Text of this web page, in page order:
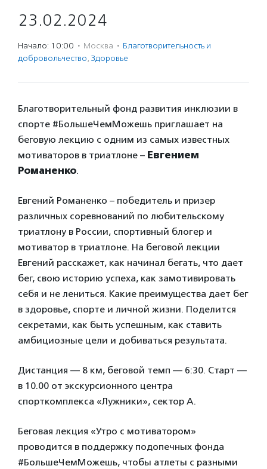
23.02.2024
Начало: 10:00 · Москва · Благотвори­тель­ность и
доброволь­чест­во, Здоровье
Благотворительный фонд развития инклюзии в
спорте #БольшеЧемМожешь приглашает на
беговую лекцию с одним из самых известных
мотиваторов в триатлоне – Евгением
Романенко.
Евгений Романенко – победитель и призер
различных соревнований по любительскому
триатлону в России, спортивный блогер и
мотиватор в триатлоне. На беговой лекции
Евгений расскажет, как начинал бегать, что дает
бег, свою историю успеха, как замотивировать
себя и не лениться. Какие преимущества дает бег
в здоровье, спорте и личной жизни. Поделится
секретами, как быть успешным, как ставить
амбициозные цели и добиваться результата.
Дистанция — 8 км, беговой темп — 6:30. Старт —
в 10.00 от экскурсионного центра
спорткомплекса «Лужники», сектор А.
Беговая лекция «Утро с мотиватором»
проводится в поддержку подопечных фонда
#БольшеЧемМожешь, чтобы атлеты с разными